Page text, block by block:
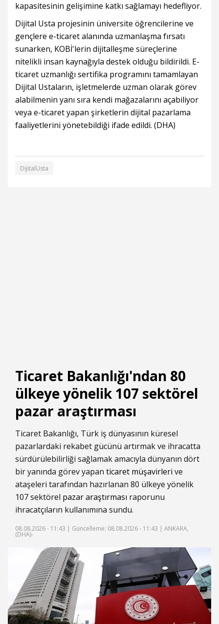
kapasitesinin gelişimine katkı sağlamayı hedefliyor.
Dijital Usta projesinin üniversite öğrencilerine ve
gençlere e-ticaret alanında uzmanlaşma fırsatı
sunarken, KOBİ'lerin dijitalleşme süreçlerine
nitelikli insan kaynağıyla destek olduğu bildirildi. E-
ticaret uzmanlığı sertifika programını tamamlayan
Dijital Ustaların, işletmelerde uzman olarak görev
alabilmenin yanı sıra kendi mağazalarını açabiliyor
veya e-ticaret yapan şirketlerin dijital pazarlama
faaliyetlerini yönetebildiği ifade edildi. (DHA)
DijitalUsta
Ticaret Bakanlığı'ndan 80
ülkeye yönelik 107 sektörel
pazar araştırması
Ticaret Bakanlığı, Türk iş dünyasının küresel
pazarlardaki rekabet gücünü artırmak ve ihracatta
sürdürülebilirliği sağlamak amacıyla dünyanın dört
bir yanında görev yapan ticaret müşavirleri ve
ataşeleri tarafından hazırlanan 80 ülkeye yönelik
107 sektörel pazar araştırması raporunu
ihracatçıların kullanımına sundu.
08.08.2026 - 11:43 | Güncelleme: 08.08.2026 - 11:43 | ANKARA,
(DHA)-